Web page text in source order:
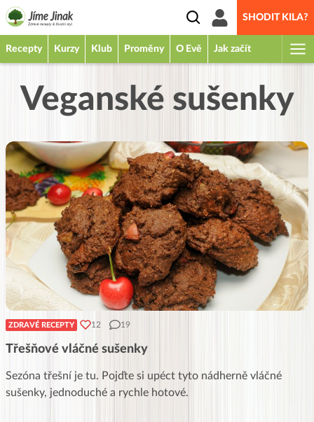
SHODIT KILA?
Recepty Kurzy Klub Proměny O Evě Jak začít
Veganské sušenky
ZDRAVÉ RECEPTY 12 19
Třešňové vláčné sušenky
Sezóna třešní je tu. Pojďte si upéct tyto nádherně vláčné
sušenky, jednoduché a rychle hotové.